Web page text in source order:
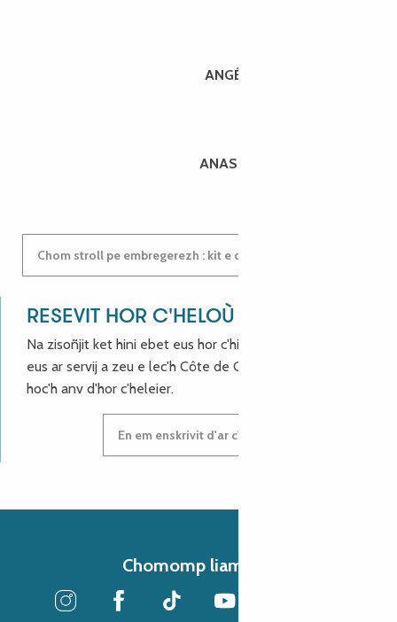
ANGÉLIQUE
ANASTASYIA
Chom stroll pe embregerezh : kit e darempred ganeomp !
RESEVIT HOR C'HELOÙ !
Na zisoñjit ket hini ebet eus hor c'hinnigoù mat ha keleier
eus ar servij a zeu e lec'h Côte de Granit Rose, enskrivit
hoc'h anv d'hor c'heleier.
En em enskrivit d'ar c'heleier
Chomomp liammet